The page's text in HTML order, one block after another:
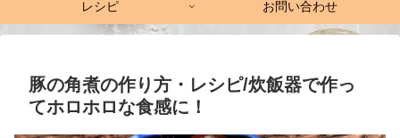
レシピ お問い合わせ
豚の角煮の作り方・レシピ/炊飯器で作っ
てホロホロな食感に！